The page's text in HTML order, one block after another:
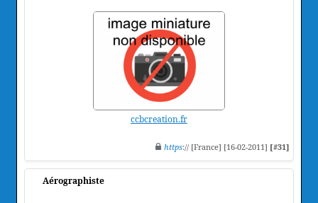
ccbcreation.fr
https:// [France] [16-02-2011] [#31]
Aérographiste